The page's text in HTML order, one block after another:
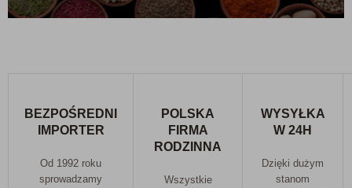
BEZPOŚREDNI
IMPORTER
Od 1992 roku
sprowadzamy
POLSKA
FIRMA
RODZINNA
Wszystkie
WYSYŁKA
W 24H
Dzięki dużym
stanom